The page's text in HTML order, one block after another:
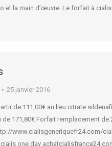
et la main d’œuvre. Le forfait à
25 janvier 2016
de 111,00€ au lieu citrate
de 171,80€ Forfait remplacement de
www.cialisgeneriquefr24.com/
cialis one day